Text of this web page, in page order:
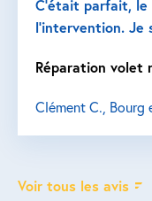
C’était parfait,
l’intervention.
Réparation volet
Clément C., Bourg
Voir tous les avis